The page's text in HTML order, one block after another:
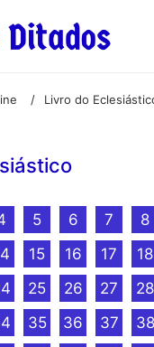
/ Livro do
5 6 7 8
15 16 17 18
25 26 27 28
35 36 37 38